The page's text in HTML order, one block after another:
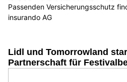
Passenden Versicherungsschutz
insurando AG
Lidl und Tomorrowland
Partnerschaft für